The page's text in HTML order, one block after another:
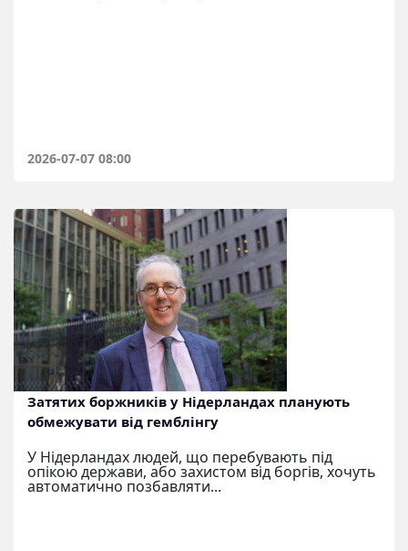
2026-07-07 08:00
Затятих боржників у Нідерландах планують
обмежувати від гемблінгу
У Нідерландах людей, що перебувають під
опікою держави, або захистом від боргів, хочуть
автоматично позбавляти...